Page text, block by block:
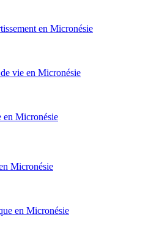
en Micronésie
vie en Micronésie
en Micronésie
Micronésie
en Micronésie